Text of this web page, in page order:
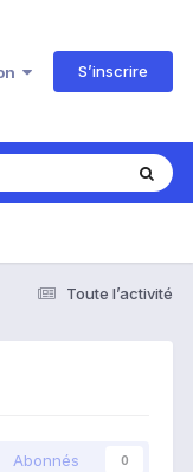
S’inscrire
Toute l’activité
Abonnés 0